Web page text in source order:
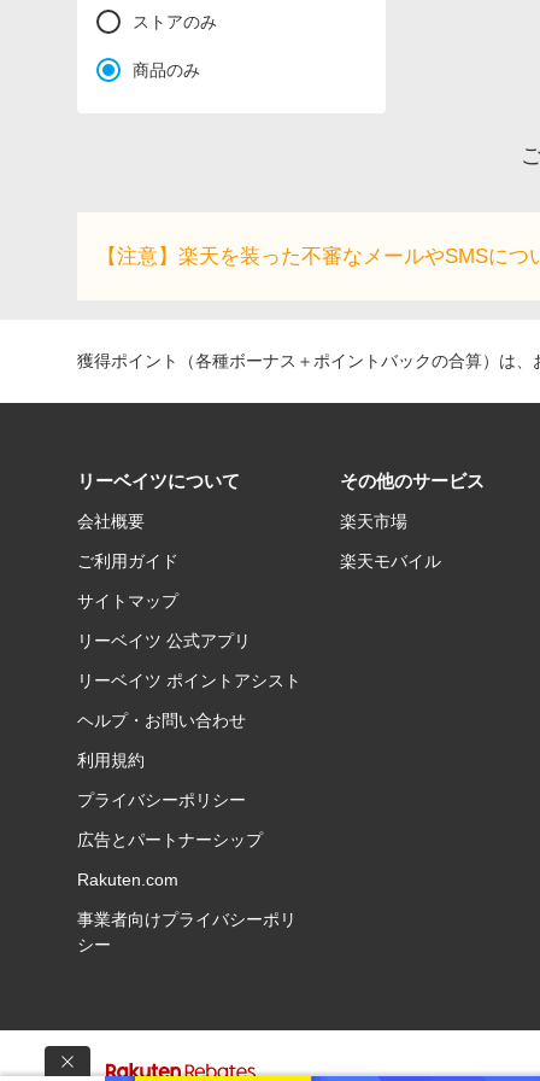
ストアのみ
商品のみ
【注意】楽天を装った不審なメールやSMSにつ
獲得ポイント（各種ボーナス＋ポイントバックの合算）は
リーベイツについて
会社概要
ご利用ガイド
サイトマップ
リーベイツ 公式アプリ
リーベイツ ポイントアシスト
ヘルプ・お問い合わせ
利用規約
プライバシーポリシー
広告とパートナーシップ
Rakuten.com
事業者向けプライバシーポリ
シー
その他のサービス
楽天市場
楽天モバイル